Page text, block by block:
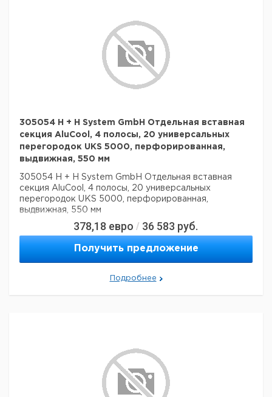
305054 H + H System GmbH Отдельная вставная
секция AluCool, 4 полосы, 20 универсальных
перегородок UKS 5000, перфорированная,
выдвижная, 550 мм
305054 H + H System GmbH Отдельная вставная
секция AluCool, 4 полосы, 20 универсальных
перегородок UKS 5000, перфорированная,
выдвижная, 550 мм
378,18 евро / 36 583 руб.
Получить предложение
Подробнее